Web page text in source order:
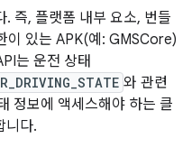
즉, 플랫폼 내부 요소, 번들
이 있는 APK(예: GMSCore)
는 운전 상태
와 관련
정보에 액세스해야 하는 클
니다.